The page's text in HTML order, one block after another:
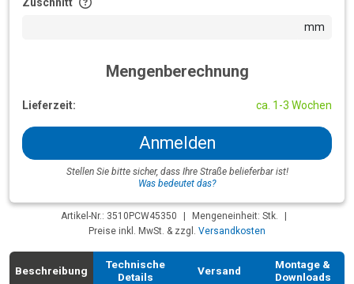
mm
Mengenberechnung
Lieferzeit: ca. 1-3 Wochen
Anmelden
Stellen Sie bitte sicher, dass Ihre Straße belieferbar ist!
Was bedeutet das?
Artikel-Nr.: 3510PCW45350 Mengeneinheit: Stk.
Preise inkl. MwSt. & zzgl. Versandkosten
Beschreibung
Technische
Details
Versand
Montage &
Downloads